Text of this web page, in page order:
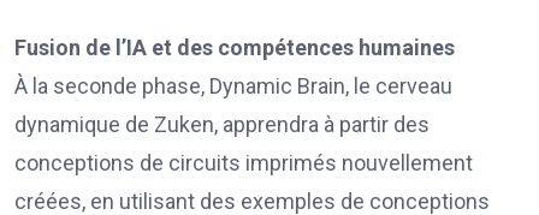
Fusion de l’IA et des compétences humaines
À la seconde phase, Dynamic Brain, le cerveau
dynamique de Zuken, apprendra à partir des
conceptions de circuits imprimés nouvellement
créées, en utilisant des exemples de conceptions